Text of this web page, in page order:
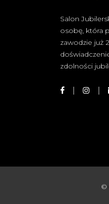
Salon
osobę, która
zawodzie już
zdolności
©